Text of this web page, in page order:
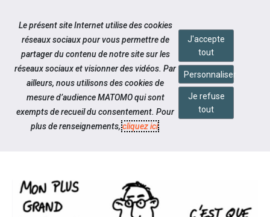
Aller au contenu
Notre actualité
RADIO MOULINS - HISTOIRES DE
Le présent site Internet utilise des cookies
réseaux sociaux pour vous permettre de
partager du contenu de notre site sur les
réseaux sociaux et visionner des vidéos. Par
ailleurs, nous utilisons des cookies de
mesure d’audience MATOMO qui sont
exempts de recueil du consentement. Pour
plus de renseignements,cliquez ici.
J'accepte
tout
Personnaliser
Je refuse
tout